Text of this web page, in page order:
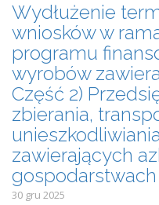
Wydłużenie
wniosków w
programu
wyrobów
Część 2)
zbierania,
zawierających
30 gru 2025